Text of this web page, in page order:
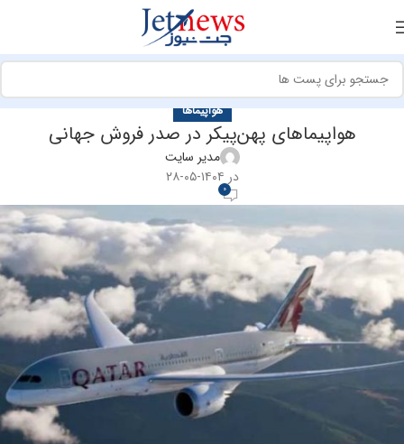
هواپیماها
هواپیماهای پهن‌پیکر در صدر فروش جهانی
مدیر سایت
در ۱۴۰۴-۰۵-۲۸
0